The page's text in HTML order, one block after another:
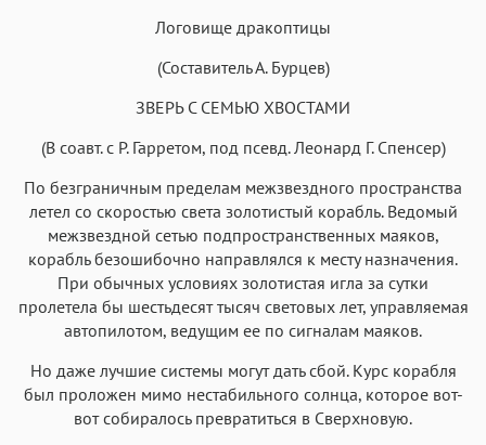
Roboto
Аа Аа
Fira Sans
Аа
Iowan
Аа
San Francisco Аа
SF Serif Аа
New York
Аа
Helvetica Neue
Аа
Arial Аа
Georgia
Аа
Times New Roman
Аа Аа Аа Аа
Логовище дракоптицы
(Составитель А. Бурцев)
ЗВЕРЬ С СЕМЬЮ ХВОСТАМИ
(В соавт. с Р. Гарретом, под псевд. Леонард Г. Спенсер)
По безграничным пределам межзвездного пространства
летел со скоростью света золотистый корабль. Ведомый
межзвездной сетью подпространственных маяков,
корабль безошибочно направлялся к месту назначения.
При обычных условиях золотистая игла за сутки
пролетела бы шестьдесят тысяч световых лет, управляемая
автопилотом, ведущим ее по сигналам маяков.
Но даже лучшие системы могут дать сбой. Курс корабля
был проложен мимо нестабильного солнца, которое вот-
вот собиралось превратиться в Сверхновую.